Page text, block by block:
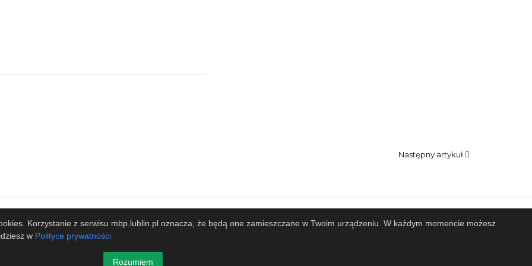
Następny artykuł
Współpracujemy
Projekt i wykonanieDesign-Joomla.pl
Korzystanie z serwisu mbp.lublin.pl oznacza, że będą one zamieszczane w Twoim urządzeniu. W każdym momencie możesz
w Polityce prywatności
Rozumiem